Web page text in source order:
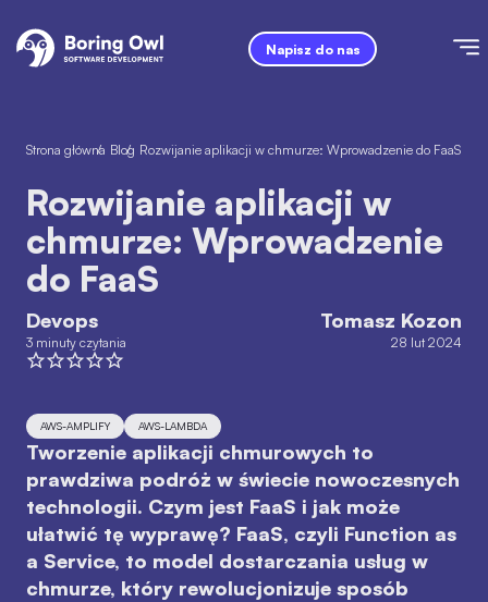
Napisz do nas
Strona główna
/ Blog
/ Rozwijanie aplikacji w chmurze: Wprowadzenie do FaaS
Rozwijanie aplikacji w
chmurze: Wprowadzenie
do FaaS
Devops
3 minuty czytania
Tomasz Kozon
28 lut 2024
AWS-AMPLIFY AWS-LAMBDA
Tworzenie aplikacji chmurowych to
prawdziwa podróż w świecie nowoczesnych
technologii. Czym jest FaaS i jak może
ułatwić tę wyprawę? FaaS, czyli Function as
a Service, to model dostarczania usług w
chmurze, który rewolucjonizuje sposób